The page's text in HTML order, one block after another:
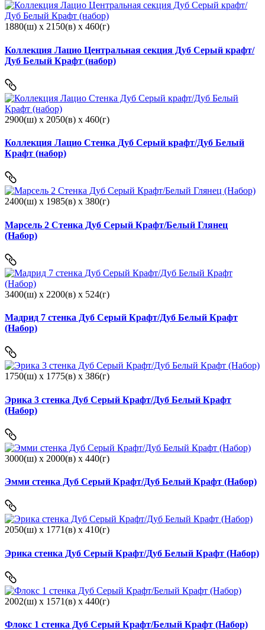
1880(ш) x 2150(в) x 460(г)
Коллекция Лацио Центральная секция Дуб Серый крафт/
Дуб Белый Крафт (набор)
2900(ш) x 2050(в) x 460(г)
Коллекция Лацио Стенка Дуб Серый крафт/Дуб Белый
Крафт (набор)
2400(ш) x 1985(в) x 380(г)
Марсель 2 Стенка Дуб Серый Крафт/Белый Глянец
(Набор)
3400(ш) x 2200(в) x 524(г)
Мадрид 7 стенка Дуб Серый Крафт/Дуб Белый Крафт
(Набор)
1750(ш) x 1775(в) x 386(г)
Эрика 3 стенка Дуб Серый Крафт/Дуб Белый Крафт
(Набор)
3000(ш) x 2000(в) x 440(г)
Эмми стенка Дуб Серый Крафт/Дуб Белый Крафт (Набор)
2050(ш) x 1771(в) x 410(г)
Эрика стенка Дуб Серый Крафт/Дуб Белый Крафт (Набор)
2002(ш) x 1571(в) x 440(г)
Флокс 1 стенка Дуб Серый Крафт/Белый Крафт (Набор)